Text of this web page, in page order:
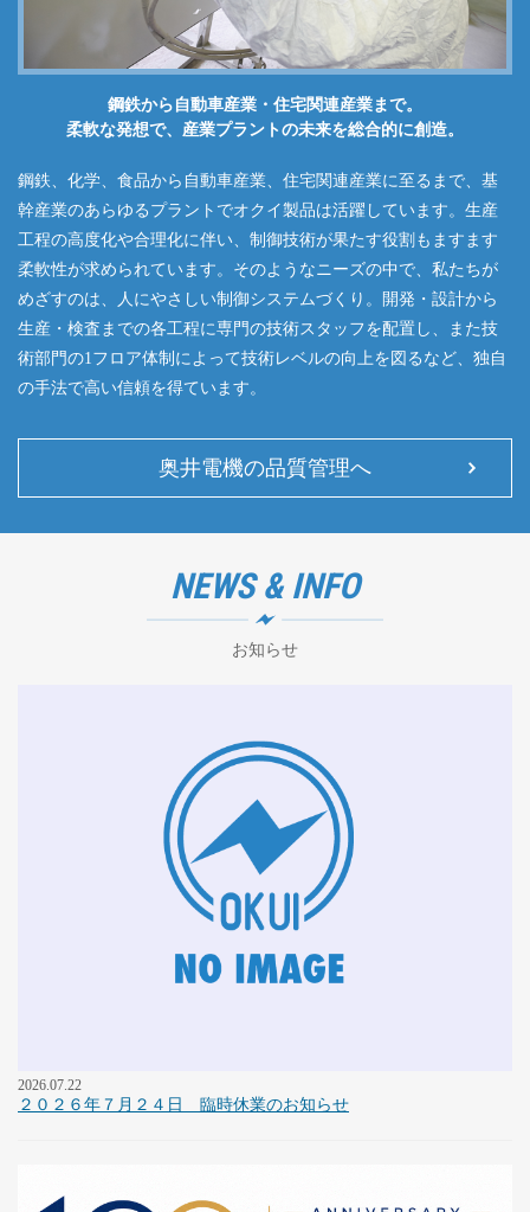
鋼鉄から自動車産業・住宅関連産業まで。
柔軟な発想で、産業プラントの未来を総合的に創造。
鋼鉄、化学、食品から自動車産業、住宅関連産業に至るまで、基
幹産業のあらゆるプラントでオクイ製品は活躍しています。生産
工程の高度化や合理化に伴い、制御技術が果たす役割もますます
柔軟性が求められています。そのようなニーズの中で、私たちが
めざすのは、人にやさしい制御システムづくり。開発・設計から
生産・検査までの各工程に専門の技術スタッフを配置し、また技
術部門の1フロア体制によって技術レベルの向上を図るなど、独自
の手法で高い信頼を得ています。
奥井電機の品質管理へ
NEWS & INFO
お知らせ
2026.07.22
２０２６年７月２４日 臨時休業のお知らせ